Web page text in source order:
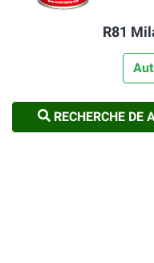
R81
RECHERCHE DE